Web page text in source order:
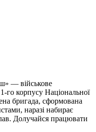
— військове
го корпусу Національної
бригада, сформована
наразі набирає
Долучайся працювати